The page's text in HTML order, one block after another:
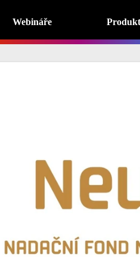
Webináře